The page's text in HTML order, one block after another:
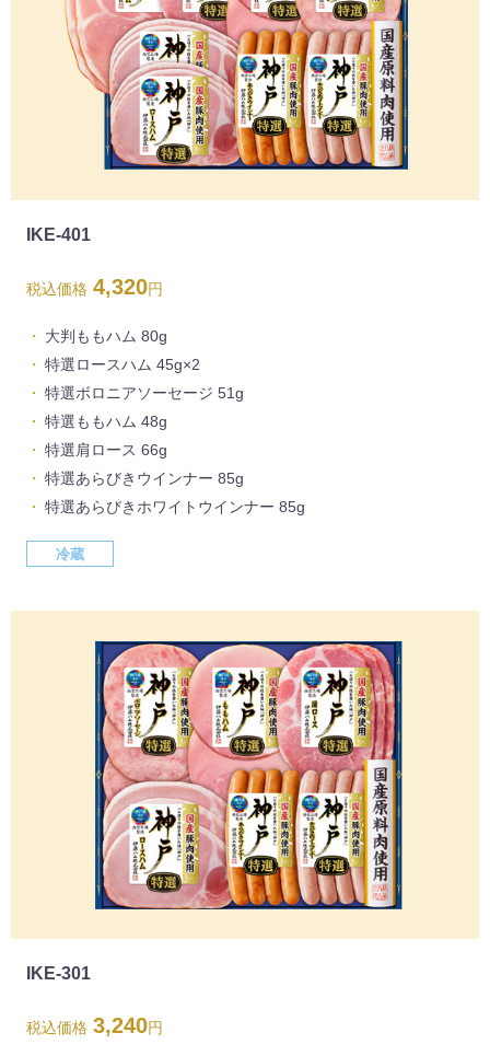
IKE-401
税込価格 4,320円
大判ももハム 80g
特選ロースハム 45g×2
特選ボロニアソーセージ 51g
特選ももハム 48g
特選肩ロース 66g
特選あらびきウインナー 85g
特選あらびきホワイトウインナー 85g
冷蔵
IKE-301
税込価格 3,240円